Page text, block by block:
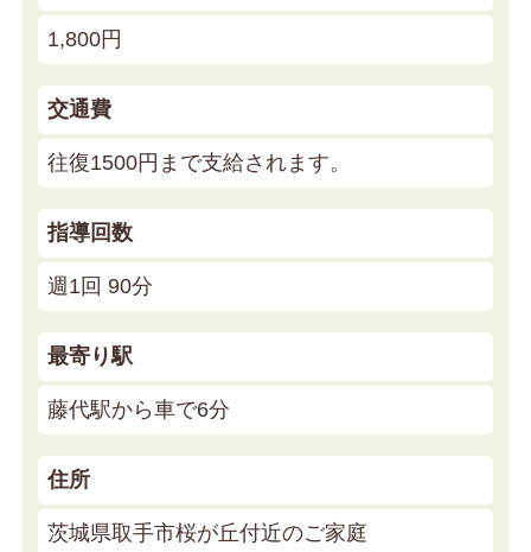
1,800円
交通費
往復1500円まで支給されます。
指導回数
週1回 90分
最寄り駅
藤代駅から車で6分
住所
茨城県取手市桜が丘付近のご家庭